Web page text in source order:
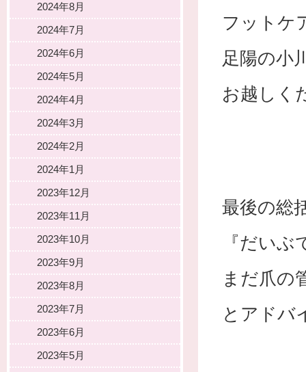
フットケ
足陽の小
お越しく
最後の総
『だい
まだ爪の
とアドバ
2024年8月
2024年7月
2024年6月
2024年5月
2024年4月
2024年3月
2024年2月
2024年1月
2023年12月
2023年11月
2023年10月
2023年9月
2023年8月
2023年7月
2023年6月
2023年5月